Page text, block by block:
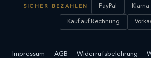
SICHER BEZAHLEN PayPal Klarna
Kauf auf Rechnung
Impressum AGB Widerrufsbelehrung